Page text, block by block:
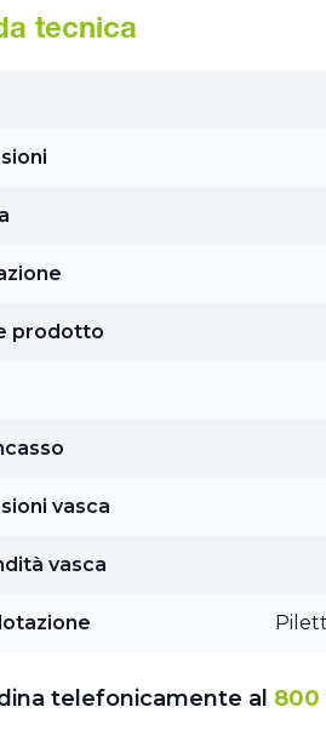
tecnica
prodotto
vasca
vasca
telefonicamente al 800